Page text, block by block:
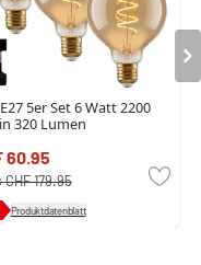
5er Set 6 Watt 2200
320 Lumen
60.95
CHF 179.95
Produktdatenblatt